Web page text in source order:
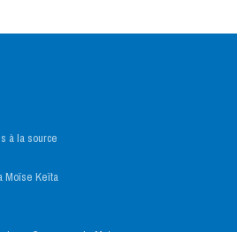
à la source
Moïse Keïta